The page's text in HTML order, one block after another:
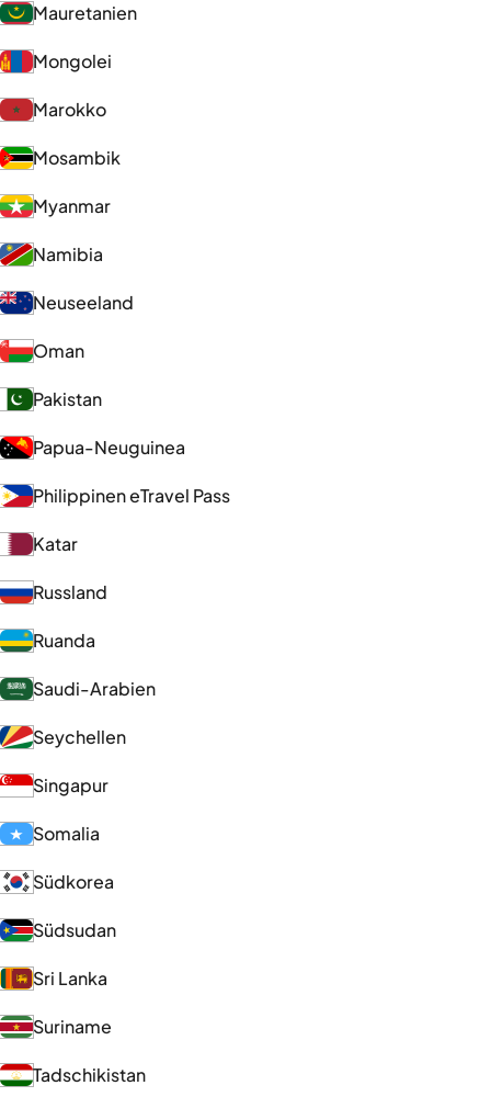
Mauretanien
Mongolei
Marokko
Mosambik
Myanmar
Namibia
Neuseeland
Oman
Pakistan
Papua-Neuguinea
Philippinen eTravel Pass
Katar
Russland
Ruanda
Saudi-Arabien
Seychellen
Singapur
Somalia
Südkorea
Südsudan
Sri Lanka
Suriname
Tadschikistan